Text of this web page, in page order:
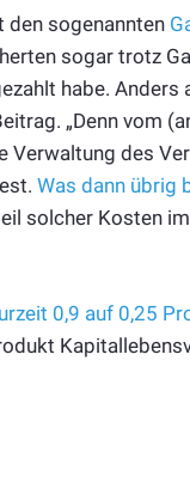
den sogenannten
sogar trotz
habe. Anders
„Denn vom
Verwaltung des
Was dann übrig
solcher Kosten
0,9 auf 0,25